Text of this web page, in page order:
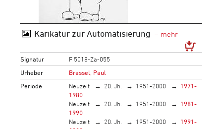
Karikatur zur Automatisierung
Signatur
F 5018-Za-055
Urheber
Brassel, Paul
Periode
Neuzeit 20. Jh. 1951-2000
1971-
1980
Neuzeit
20. Jh. 1951-2000
1981-
1990
Neuzeit
20. Jh. 1951-2000
1991-